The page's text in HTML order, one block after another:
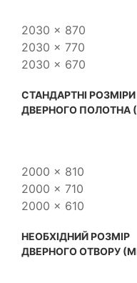
2030 x 870
2030 x 770
2030 x 670
CТАНДАРТНІ РОЗМІРИ
ДВЕРНОГО ПОЛОТНА
2000 x 810
2000 x 710
2000 x 610
НЕОБХІДНИЙ РОЗМІР
ДВЕРНОГО ОТВОРУ